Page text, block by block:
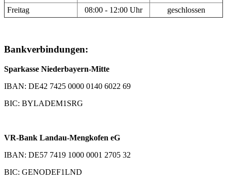
Freitag
08:00 - 12:00 Uhr geschlossen
Bankverbindungen:
Sparkasse Niederbayern-Mitte
IBAN: DE42 7425 0000 0140 6022 69
BIC: BYLADEM1SRG
VR-Bank Landau-Mengkofen eG
IBAN: DE57 7419 1000 0001 2705 32
BIC: GENODEF1LND